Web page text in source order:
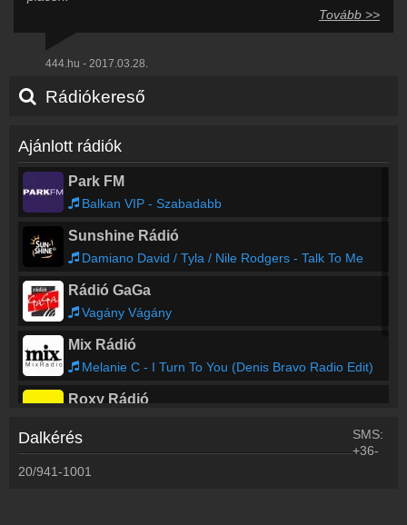
Tovább >>
444.hu - 2017.03.28.
Rádiókereső
Ajánlott rádiók
Park FM
Balkan VIP - Szabadabb
Sunshine Rádió
Damiano David / Tyla / Nile Rodgers - Talk To Me
Rádió GaGa
Vagány Vágány
Mix Rádió
Melanie C - I Turn To You (Denis Bravo Radio Edit)
Roxy Rádió
Base FM
Desh, Youngfly - Ohmamma
Dalkérés
SMS:
+36-
20/941-1001